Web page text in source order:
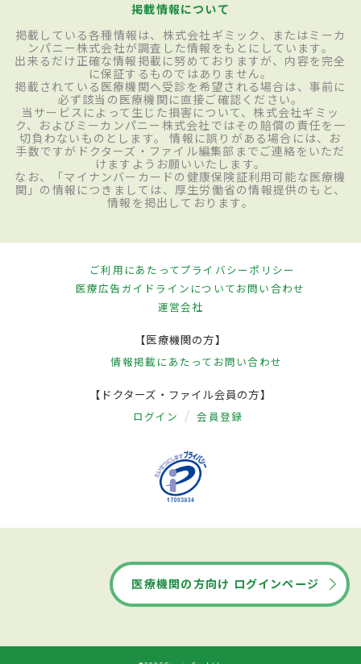
掲載情報について
掲載している各種情報は、株式会社ギミック、またはミーカ
ンパニー株式会社が調査した情報をもとにしています。
出来るだけ正確な情報掲載に努めておりますが、内容を完全
に保証するものではありません。
掲載されている医療機関へ受診を希望される場合は、事前に
必ず該当の医療機関に直接ご確認ください。
当サービスによって生じた損害について、株式会社ギミッ
ク、およびミーカンパニー株式会社ではその賠償の責任を一
切負わないものとします。 情報に誤りがある場合には、お
手数ですがドクターズ・ファイル編集部までご連絡をいただ
けますようお願いいたします。
なお、「マイナンバーカードの健康保険証利用可能な医療機
関」の情報につきましては、厚生労働省の情報提供のもと、
情報を掲出しております。
ご利用にあたってプライバシーポリシー
医療広告ガイドラインについてお問い合わせ
運営会社
【医療機関の方】
情報掲載にあたって お問い合わせ
【ドクターズ・ファイル会員の方】
ログイン 会員登録
医療機関の方向け ログインページ